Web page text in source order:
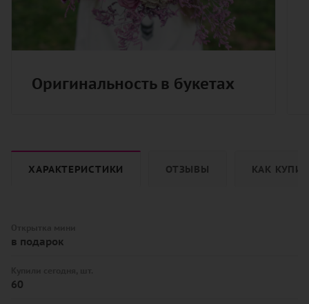
Оригинальность в букетах
ХАРАКТЕРИСТИКИ ОТЗЫВЫ КАК
в подарок
60